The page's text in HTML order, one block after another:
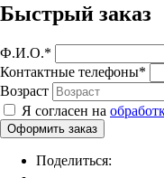
Быстрый заказ
Ф.И.О.*
Контактные телефоны*
Возраст
Я согласен на
Поделиться: